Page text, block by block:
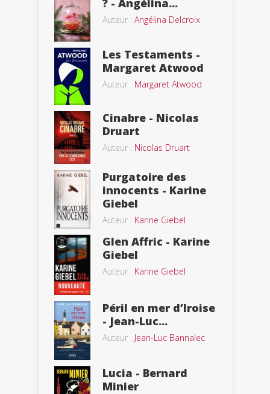
? - Angélina...
Auteur : Angélina Delcroix
Les Testaments -
Margaret Atwood
Auteur : Margaret Atwood
Cinabre - Nicolas
Druart
Auteur : Nicolas Druart
Purgatoire des
innocents - Karine
Giebel
Auteur : Karine Giebel
Glen Affric - Karine
Giebel
Auteur : Karine Giebel
Péril en mer d’Iroise
- Jean-Luc...
Auteur : Jean-Luc Bannalec
Lucia - Bernard
Minier